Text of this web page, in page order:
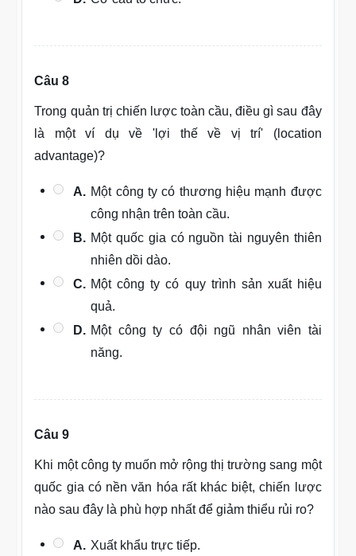
Câu 8
Trong quản trị chiến lược toàn cầu, điều gì sau đây
là một ví dụ về 'lợi thế về vị trí' (location
advantage)?
A. Một công ty có thương hiệu mạnh được
công nhận trên toàn cầu.
B. Một quốc gia có nguồn tài nguyên thiên
nhiên dồi dào.
C. Một công ty có quy trình sản xuất hiệu
quả.
D. Một công ty có đội ngũ nhân viên tài
năng.
Câu 9
Khi một công ty muốn mở rộng thị trường sang một
quốc gia có nền văn hóa rất khác biệt, chiến lược
nào sau đây là phù hợp nhất để giảm thiểu rủi ro?
A. Xuất khẩu trực tiếp.